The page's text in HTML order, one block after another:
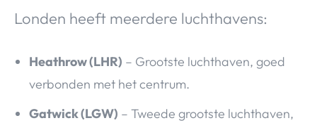
Londen heeft meerdere luchthavens:
Heathrow (LHR) – Grootste luchthaven, goed
verbonden met het centrum.
Gatwick (LGW) – Tweede grootste luchthaven,